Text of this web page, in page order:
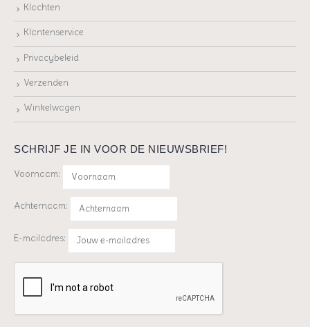
Klachten
Klantenservice
Privacybeleid
Verzenden
Winkelwagen
SCHRIJF JE IN VOOR DE NIEUWSBRIEF!
Voornaam:
Achternaam:
E-mailadres: